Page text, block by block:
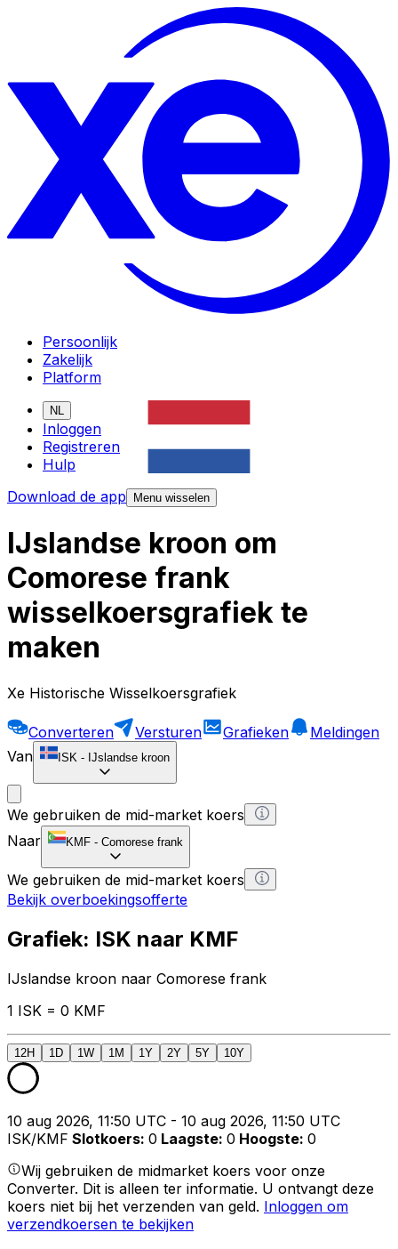
Persoonlijk
Zakelijk
Platform
NL
Inloggen
Registreren
Hulp
Download de app
Menu wisselen
IJslandse kroon om
Comorese frank
wisselkoersgrafiek te
maken
Xe Historische Wisselkoersgrafiek
Converteren Versturen Grafieken
Meldingen
Van
ISK - IJslandse kroon
We gebruiken de mid-market koers
Naar
KMF - Comorese frank
We gebruiken de mid-market koers
Bekijk overboekingsofferte
Grafiek: ISK naar KMF
IJslandse kroon naar Comorese frank
1 ISK = 0 KMF
12H 1D 1W 1M 1Y 2Y 5Y 10Y
10 aug 2026, 11:50 UTC - 10 aug 2026, 11:50 UTC
ISK/KMF Slotkoers: 0 Laagste: 0 Hoogste: 0
Wij gebruiken de midmarket koers voor onze
Converter. Dit is alleen ter informatie. U ontvangt deze
koers niet bij het verzenden van geld. Inloggen om
verzendkoersen te bekijken